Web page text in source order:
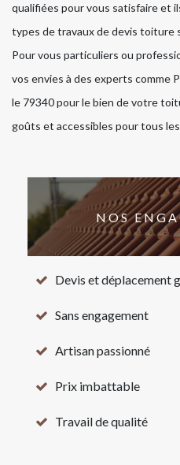
qualifiées pour vous satisfaire et
types de travaux de devis
Pour vous particuliers ou
vos envies à des experts comme
le 79340 pour le bien de votre
goûts et accessibles pour tous
NOS
Devis et déplacement
Sans engagement
Artisan passionné
Prix imbattable
Travail de qualité